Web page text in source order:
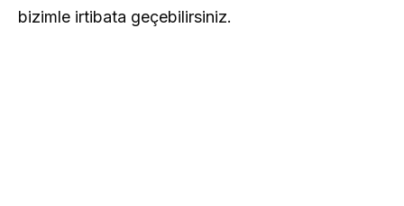
bizimle irtibata geçebilirsiniz.